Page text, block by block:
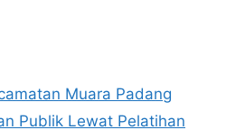
Muara Padang
Publik Lewat Pelatihan